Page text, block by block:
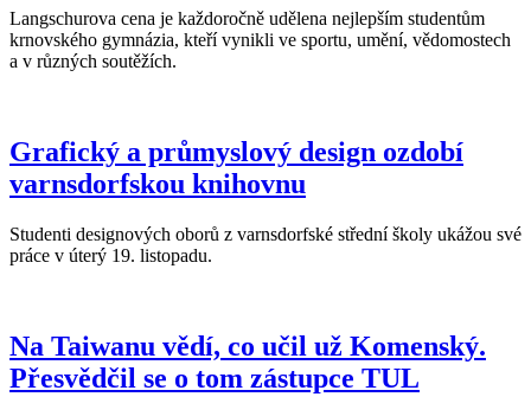
Langschurova cena je každoročně udělena nejlepším studentům
krnovského gymnázia, kteří vynikli ve sportu, umění, vědomostech
a v různých soutěžích.
Grafický a průmyslový design ozdobí
varnsdorfskou knihovnu
Studenti designových oborů z varnsdorfské střední školy ukážou své
práce v úterý 19. listopadu.
Na Taiwanu vědí, co učil už Komenský.
Přesvědčil se o tom zástupce TUL